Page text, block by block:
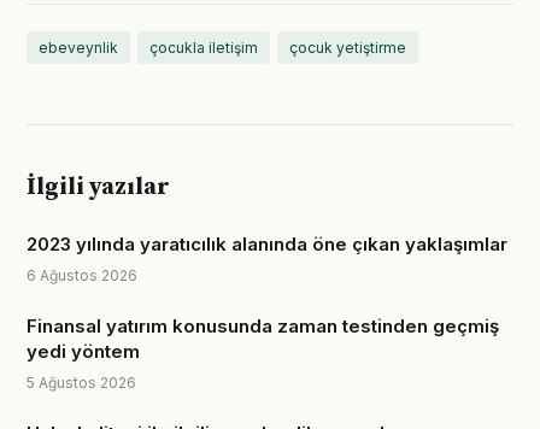
ebeveynlik çocukla iletişim çocuk yetiştirme
İlgili yazılar
2023 yılında yaratıcılık alanında öne çıkan yaklaşımlar
6 Ağustos 2026
Finansal yatırım konusunda zaman testinden geçmiş
yedi yöntem
5 Ağustos 2026